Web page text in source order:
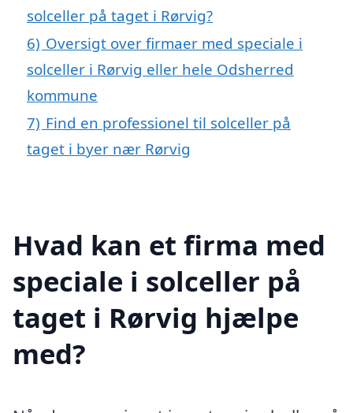
solceller på taget i Rørvig?
6) Oversigt over firmaer med speciale i
solceller i Rørvig eller hele Odsherred
kommune
7) Find en professionel til solceller på
taget i byer nær Rørvig
Hvad kan et firma med
speciale i solceller på
taget i Rørvig hjælpe
med?